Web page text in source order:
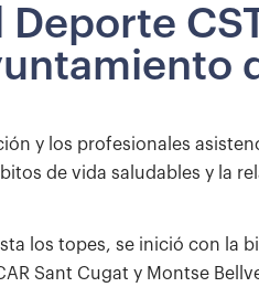
y los profesionales
de vida saludables y la
los topes, se inició con la
Sant Cugat y Montse